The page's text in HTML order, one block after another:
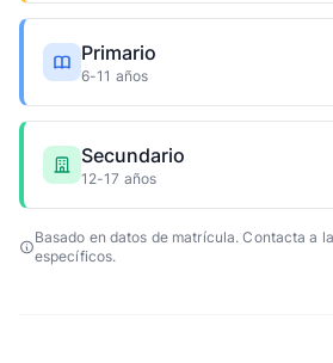
Primario
6-11 años
Secundario
12-17 años
Basado en datos de matrícula. Contacta a
específicos.